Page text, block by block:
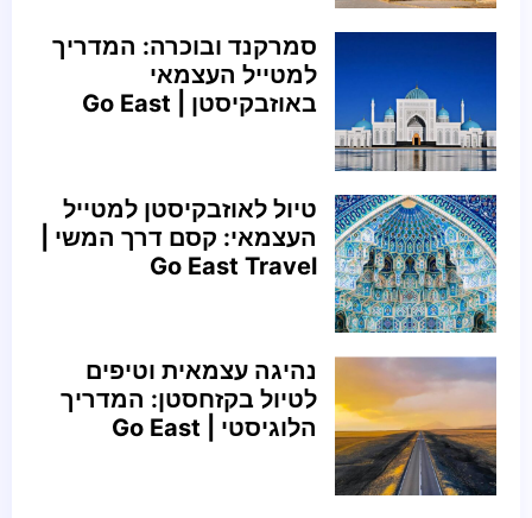
סמרקנד ובוכרה: המדריך
למטייל העצמאי
באוזבקיסטן | Go East
טיול לאוזבקיסטן למטייל
העצמאי: קסם דרך המשי |
Go East Travel
נהיגה עצמאית וטיפים
לטיול בקזחסטן: המדריך
הלוגיסטי | Go East